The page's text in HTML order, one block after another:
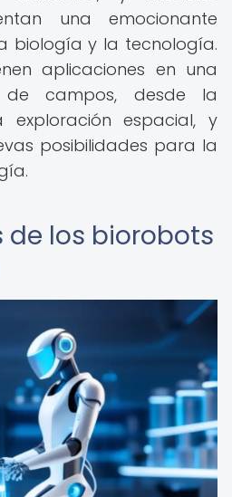
una emocionante
biología y la tecnología.
aplicaciones en una
campos, desde la
exploración espacial, y
posibilidades para la
de los biorobots